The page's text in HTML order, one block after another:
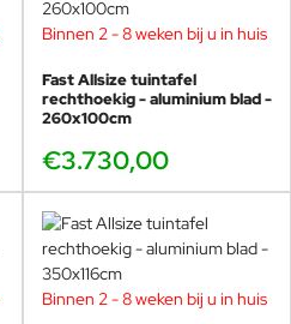
Binnen 2 - 8 weken bij u in huis
Fast Allsize tuintafel
rechthoekig - aluminium blad -
260x100cm
€3.730,00
Binnen 2 - 8 weken bij u in huis